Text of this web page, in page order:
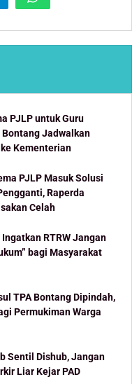
PJLP untuk Guru
Bontang Jadwalkan
Kementerian
PJLP Masuk Solusi
Raperda
Celah
RTRW Jangan
bagi Masyarakat
TPA Bontang Dipindah,
Permukiman Warga
Sentil Dishub, Jangan
Liar Kejar PAD